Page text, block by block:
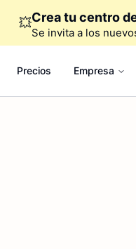
💥Crea tu centro
Se invita a los
Precios Empresa